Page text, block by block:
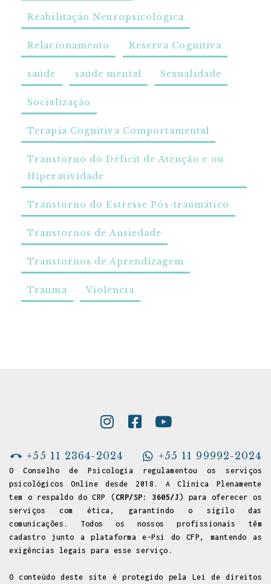
Reabilitação Neuropsicológica
Relacionamento Reserva Cognitiva
saúde saúde mental Sexualidade
Socialização
Terapia Cognitiva Comportamental
Transtorno do Déficit de Atenção e ou
Hiperatividade
Transtorno do Estresse Pós-traumático
Transtornos de Ansiedade
Transtornos de Aprendizagem
Trauma Violência
+55 11 2364-2024 +55 11 99992-2024
O Conselho de Psicologia regulamentou os serviços
psicológicos Online desde 2018. A Clínica Plenamente
tem o respaldo do CRP ( CRP/SP: 3605/J ) para oferecer os
serviços com ética, garantindo o sigilo das
comunicações. Todos os nossos profissionais têm
cadastro junto aplataforma e-Psi do CFP , mantendo as
exigências legais para esse serviço.
O conteúdo deste site é protegido pela Lei de direitos